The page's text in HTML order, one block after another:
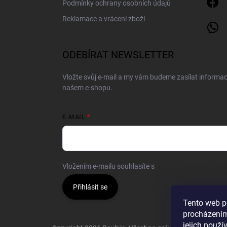
Tento web
Podmínky ochrany osobních údajů
Reklamace a vrácení zboží
ODEBÍRAT NEWSLETTER
Vložte svůj e-mail a my vám budeme zasílat
našem e-shopu.
E-MAIL
Vložením e-mailu souhlasíte s
Přihlásit se